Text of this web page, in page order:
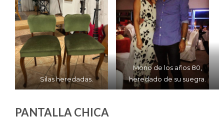
Silas heredadas.
Mono de los años 80,
heredado de su suegra.
PANTALLA CHICA